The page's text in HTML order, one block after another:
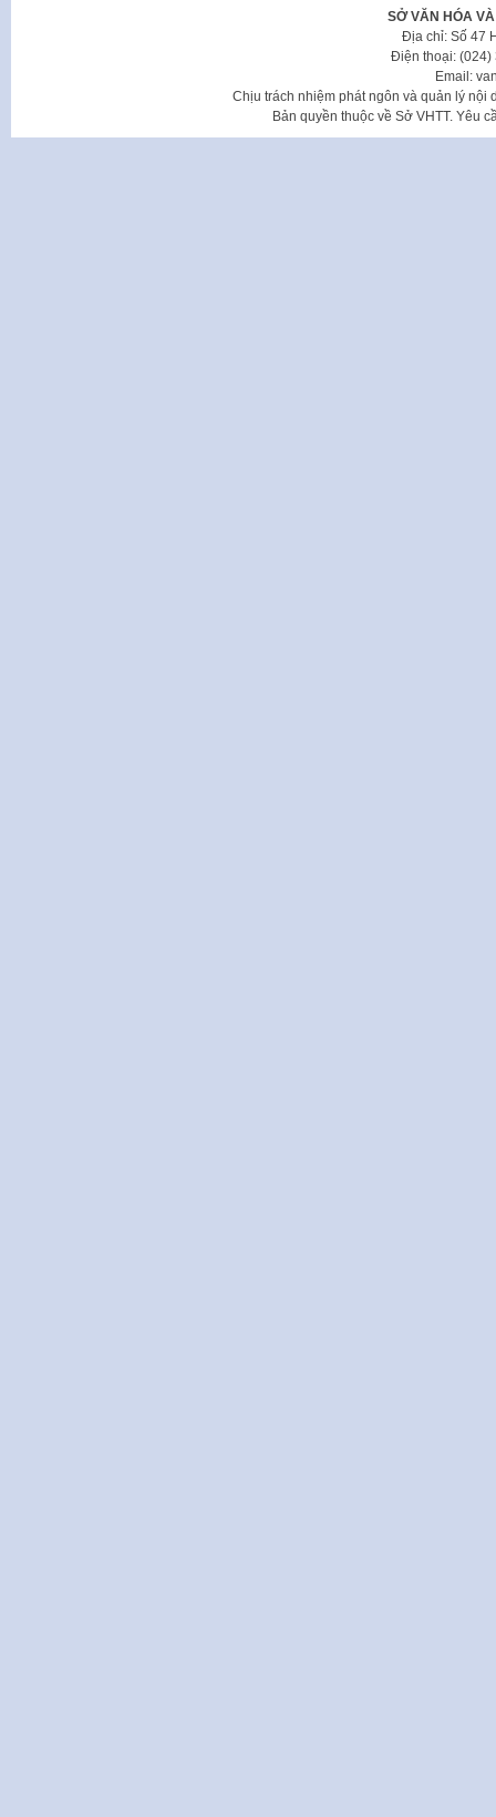
SỞ VĂN HÓA
Địa chỉ: Số 47
Điện thoại: (024)
Email:
Chịu trách nhiệm phát ngôn và quản lý nội
Bản quyền thuộc về Sở VHTT. Yêu